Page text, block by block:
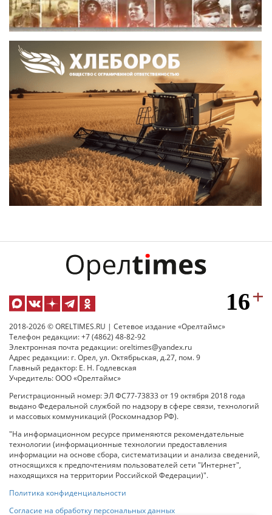
2018-2026 © ORELTIMES.RU | Сетевое издание «Орелтаймс»
Телефон редакции: +7 (4862) 48-82-92
Электронная почта редакции: oreltimes@yandex.ru
Адрес редакции: г. Орел, ул. Октябрьская, д.27, пом. 9
Главный редактор: Е. Н. Годлевская
Учредитель: ООО «Орелтаймс»
Регистрационный номер: ЭЛ ФС77-73833 от 19 октября 2018 года
выдано Федеральной службой по надзору в сфере связи, технологий
и массовых коммуникаций (Роскомнадзор РФ).
"На информационном ресурсе применяются рекомендательные
технологии (информационные технологии предоставления
информации на основе сбора, систематизации и анализа сведений,
относящихся к предпочтениям пользователей сети "Интернет",
находящихся на территории Российской Федерации)".
Политика конфиденциальности
Согласие на обработку персональных данных